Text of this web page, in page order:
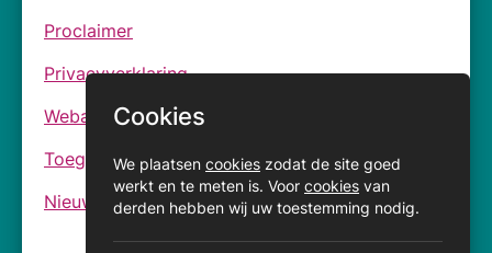
Proclaimer
Privacyverklaring
Webarchief
Toegankelijkheidsverklaringen
Nieuwsbrief
Cookies
We plaatsen cookies zodat de site goed
werkt en te meten is. Voor cookies van
derden hebben wij uw toestemming nodig.